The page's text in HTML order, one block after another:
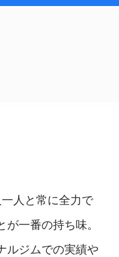
人と常に全力で
が一番の持ち味。
ルジムでの実績や